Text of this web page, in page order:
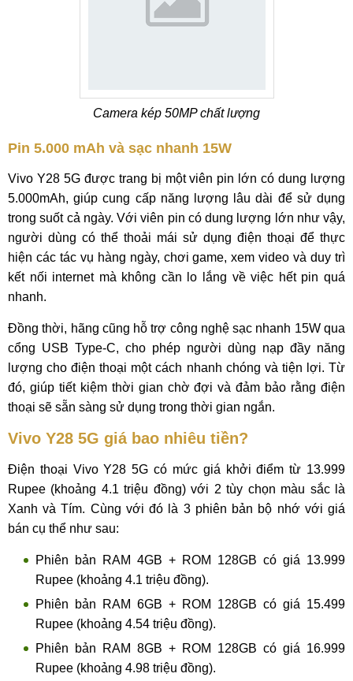
Camera kép 50MP chất lượng
Pin 5.000 mAh và sạc nhanh 15W
Vivo Y28 5G được trang bị một viên pin lớn có dung lượng
5.000mAh, giúp cung cấp năng lượng lâu dài để sử dụng
trong suốt cả ngày. Với viên pin có dung lượng lớn như vậy,
người dùng có thể thoải mái sử dụng điện thoại để thực
hiện các tác vụ hàng ngày, chơi game, xem video và duy trì
kết nối internet mà không cần lo lắng về việc hết pin quá
nhanh.
Đồng thời, hãng cũng hỗ trợ công nghệ sạc nhanh 15W qua
cổng USB Type-C, cho phép người dùng nạp đầy năng
lượng cho điện thoại một cách nhanh chóng và tiện lợi. Từ
đó, giúp tiết kiệm thời gian chờ đợi và đảm bảo rằng điện
thoại sẽ sẵn sàng sử dụng trong thời gian ngắn.
Vivo Y28 5G giá bao nhiêu tiền?
Điện thoại Vivo Y28 5G có mức giá khởi điểm từ 13.999
Rupee (khoảng 4.1 triệu đồng) với 2 tùy chọn màu sắc là
Xanh và Tím. Cùng với đó là 3 phiên bản bộ nhớ với giá
bán cụ thể như sau:
Phiên bản RAM 4GB + ROM 128GB có giá 13.999
Rupee (khoảng 4.1 triệu đồng).
Phiên bản RAM 6GB + ROM 128GB có giá 15.499
Rupee (khoảng 4.54 triệu đồng).
Phiên bản RAM 8GB + ROM 128GB có giá 16.999
Rupee (khoảng 4.98 triệu đồng).